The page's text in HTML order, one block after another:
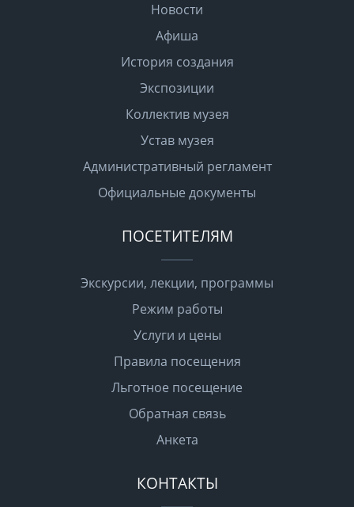
Новости
Афиша
История создания
Экспозиции
Коллектив музея
Устав музея
Административный регламент
Официальные документы
ПОСЕТИТЕЛЯМ
Экскурсии, лекции, программы
Режим работы
Услуги и цены
Правила посещения
Льготное посещение
Обратная связь
Анкета
КОНТАКТЫ